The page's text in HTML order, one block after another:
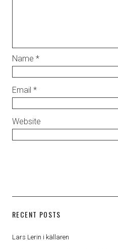
Name *
Email *
Website
RECENT POSTS
Lars Lerin i källaren